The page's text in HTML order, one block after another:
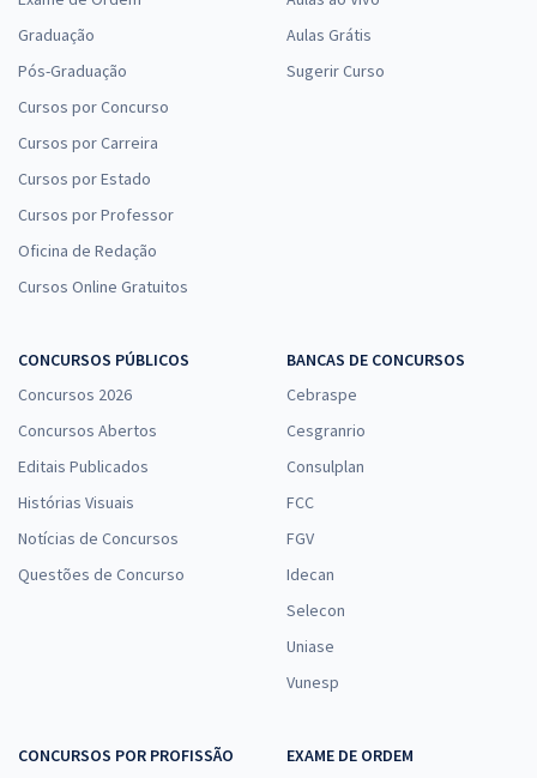
Graduação
Pós-Graduação
Cursos por Concurso
Cursos por Carreira
Cursos por Estado
Cursos por Professor
Oficina de Redação
Cursos Online Gratuitos
Aulas Grátis
Sugerir Curso
CONCURSOS PÚBLICOS
Concursos 2026
Concursos Abertos
Editais Publicados
Histórias Visuais
Notícias de Concursos
Questões de Concurso
BANCAS DE CONCURSOS
Cebraspe
Cesgranrio
Consulplan
FCC
FGV
Idecan
Selecon
Uniase
Vunesp
CONCURSOS POR PROFISSÃO
EXAME DE ORDEM